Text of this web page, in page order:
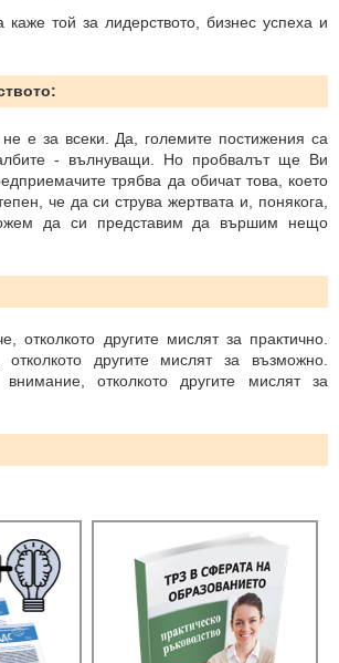
той за лидерството, бизнес успеха и
е за всеки. Да, големите постижения са
- вълнуващи. Но пробвалът ще Ви
трябва да обичат това, което
че да си струва жертвата и, понякога,
да си представим да вършим нещо
отколкото другите мислят за практично.
отколкото другите мислят за възможно.
отколкото другите мислят за